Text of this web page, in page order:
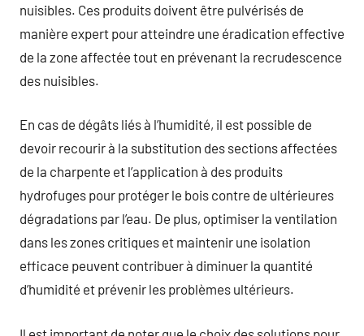
nuisibles. Ces produits doivent être pulvérisés de
manière expert pour atteindre une éradication effective
de la zone affectée tout en prévenant la recrudescence
des nuisibles.
En cas de dégâts liés à l’humidité, il est possible de
devoir recourir à la substitution des sections affectées
de la charpente et l’application à des produits
hydrofuges pour protéger le bois contre de ultérieures
dégradations par l’eau. De plus, optimiser la ventilation
dans les zones critiques et maintenir une isolation
efficace peuvent contribuer à diminuer la quantité
d’humidité et prévenir les problèmes ultérieurs.